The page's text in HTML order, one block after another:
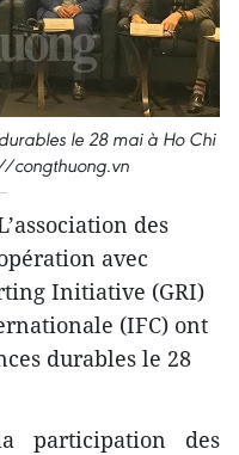
le 28 mai à Ho Chi
congthuong.vn
des
avec
Initiative (GRI)
(IFC) ont
durables le 28
participation des